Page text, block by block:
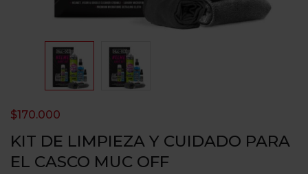
KIT DE LIMPIEZA Y CUIDADO PARA
EL CASCO MUC OFF
$170.000